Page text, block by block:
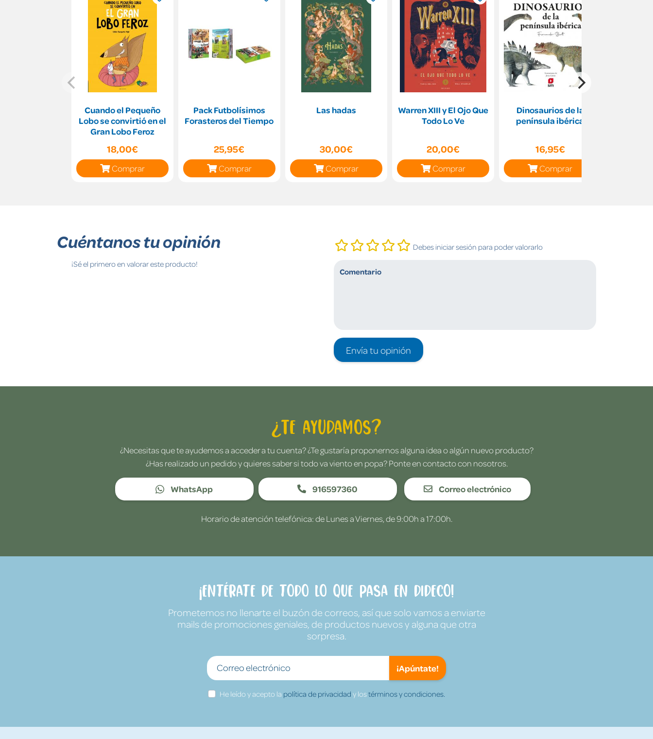
Cuando el Pequeño
Lobo se convirtió en el
Gran Lobo Feroz
18,00€
Comprar
Pack Futbolísimos
Forasteros del Tiempo
25,95€
Comprar
Las hadas
30,00€
Comprar
Warren XIII y El Ojo Que
Todo Lo Ve
20,00€
Comprar
Dinosaurios de la
península ibérica
16,95€
Comprar
Cuéntanos tu opinión
¡Sé el primero en valorar este producto!
Debes iniciar sesión para poder valorarlo
Envía tu opinión
¿Te ayudamos?
¿Necesitas que te ayudemos a acceder a tu cuenta? ¿Te gustaría proponernos alguna idea o algún nuevo producto?
¿Has realizado un pedido y quieres saber si todo va viento en popa? Ponte en contacto con nosotros.
WhatsApp 916597360 Correo electrónico
Horario de atención telefónica: de Lunes a Viernes, de 9:00h a 17:00h.
¡Entérate de todo lo que pasa en Dideco!
Prometemos no llenarte el buzón de correos, así que solo vamos a enviarte
mails de promociones geniales, de productos nuevos y alguna que otra
sorpresa.
¡Apúntate!
He leído y acepto la política de privacidad y lostérminos y condiciones.